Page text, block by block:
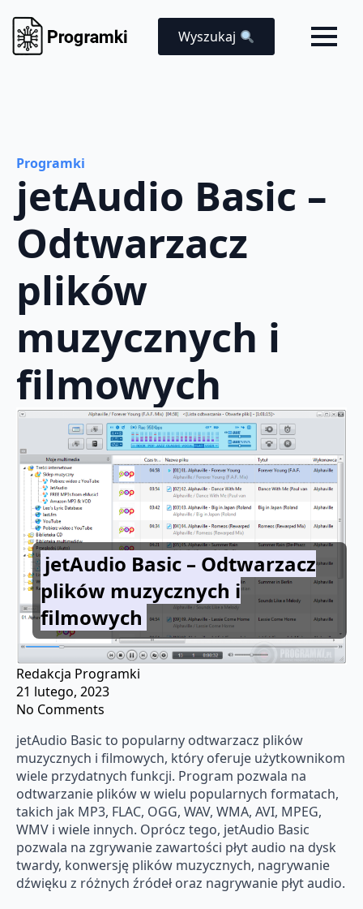
Wyszukaj
Programki
jetAudio Basic –
Odtwarzacz
plików
muzycznych i
filmowych
jetAudio Basic – Odtwarzacz
plików muzycznych i
filmowych
Redakcja Programki
21 lutego, 2023
No Comments
jetAudio Basic to popularny odtwarzacz plików
muzycznych i filmowych, który oferuje użytkownikom
wiele przydatnych funkcji. Program pozwala na
odtwarzanie plików w wielu popularnych formatach,
takich jak MP3, FLAC, OGG, WAV, WMA, AVI, MPEG,
WMV i wiele innych. Oprócz tego, jetAudio Basic
pozwala na zgrywanie zawartości płyt audio na dysk
twardy, konwersję plików muzycznych, nagrywanie
dźwięku z różnych źródeł oraz nagrywanie płyt audio.